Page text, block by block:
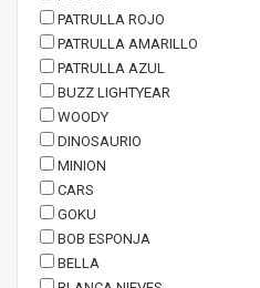
PATRULLA ROJO
PATRULLA AMARILLO
PATRULLA AZUL
BUZZ LIGHTYEAR
WOODY
DINOSAURIO
MINION
CARS
GOKU
BOB ESPONJA
BELLA